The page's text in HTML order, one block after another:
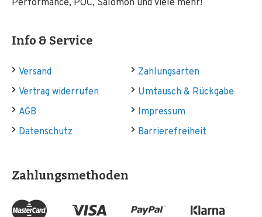
Performance, POC, Salomon und viele mehr!
Info & Service
Versand
Zahlungsarten
Vertrag widerrufen
Umtausch & Rückgabe
AGB
Impressum
Datenschutz
Barrierefreiheit
Zahlungsmethoden